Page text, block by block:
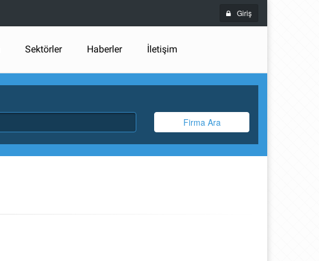
Giriş
Sektörler Haberler İletişim
Firma Ara